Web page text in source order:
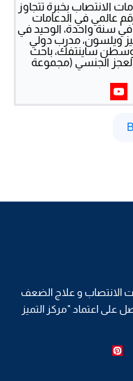
الانتصاب بخبرة تتجاوز
رقم عالمي في الدعامات
عام 2025 بـ 1,500 عملية في سنة واحدة، الوحيد في
ويلسون، مدرب دولي
ساينتفك، باحث
الجنسي (مجموعة
الانتصاب و علاج الضعف
على اعتماد "مركز التميز